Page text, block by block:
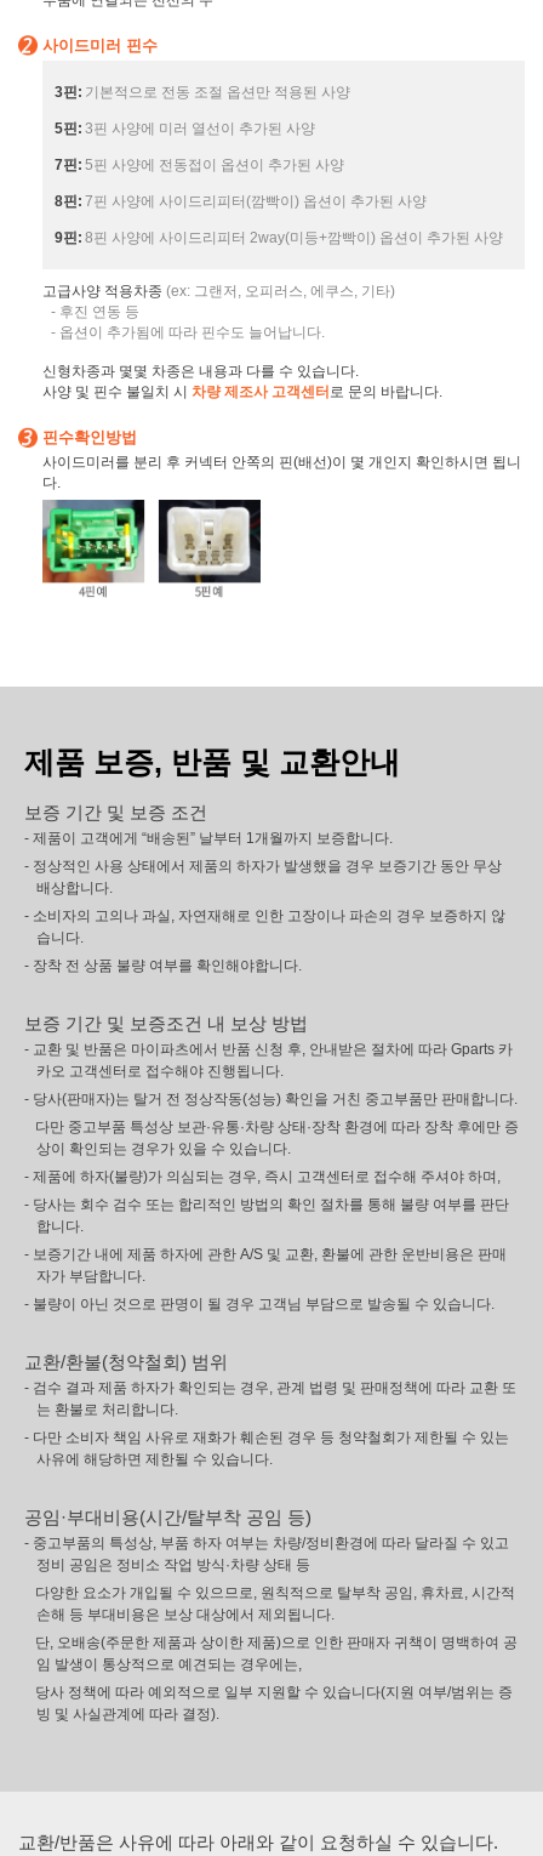
사이드미러 핀수
3핀: 기본적으로 전동 조절 옵션만 적용된 사양
5핀: 3핀 사양에 미러 열선이 추가된 사양
7핀: 5핀 사양에 전동접이 옵션이 추가된 사양
8핀: 7핀 사양에 사이드리피터(깜빡이) 옵션이 추가된 사양
9핀: 8핀 사양에 사이드리피터 2way(미등+깜빡이) 옵션이 추가된 사양
고급사양 적용차종 (ex: 그랜저, 오피러스, 에쿠스, 기타)
- 후진 연동 등
- 옵션이 추가됨에 따라 핀수도 늘어납니다.
신형차종과 몇몇 차종은 내용과 다를 수 있습니다.
사양 및 핀수 불일치 시 차량 제조사 고객센터 로 문의 바랍니다.
핀수확인방법
사이드미러를 분리 후 커넥터 안쪽의 핀(배선)이 몇 개인지 확인하시면 됩니
다.
제품 보증, 반품 및 교환안내
보증 기간 및 보증 조건
- 제품이 고객에게 “배송된” 날부터 1개월까지 보증합니다.
- 정상적인 사용 상태에서 제품의 하자가 발생했을 경우 보증기간 동안 무상
배상합니다.
- 소비자의 고의나 과실, 자연재해로 인한 고장이나 파손의 경우 보증하지 않
습니다.
- 장착 전 상품 불량 여부를 확인해야합니다.
보증 기간 및 보증조건 내 보상 방법
- 교환 및 반품은 마이파츠에서 반품 신청 후, 안내받은 절차에 따라 Gparts 카
카오 고객센터로 접수해야 진행됩니다.
- 당사(판매자)는 탈거 전 정상작동(성능) 확인을 거친 중고부품만 판매합니다.
다만 중고부품 특성상 보관·유통·차량 상태·장착 환경에 따라 장착 후에만 증
상이 확인되는 경우가 있을 수 있습니다.
- 제품에 하자(불량)가 의심되는 경우, 즉시 고객센터로 접수해 주셔야 하며,
- 당사는 회수 검수 또는 합리적인 방법의 확인 절차를 통해 불량 여부를 판단
합니다.
- 보증기간 내에 제품 하자에 관한 A/S 및 교환, 환불에 관한 운반비용은 판매
자가 부담합니다.
- 불량이 아닌 것으로 판명이 될 경우 고객님 부담으로 발송될 수 있습니다.
교환/환불(청약철회) 범위
- 검수 결과 제품 하자가 확인되는 경우, 관계 법령 및 판매정책에 따라 교환 또
는 환불로 처리합니다.
- 다만 소비자 책임 사유로 재화가 훼손된 경우 등 청약철회가 제한될 수 있는
사유에 해당하면 제한될 수 있습니다.
공임·부대비용(시간/탈부착 공임 등)
- 중고부품의 특성상, 부품 하자 여부는 차량/정비환경에 따라 달라질 수 있고
정비 공임은 정비소 작업 방식·차량 상태 등
다양한 요소가 개입될 수 있으므로, 원칙적으로 탈부착 공임, 휴차료, 시간적
손해 등 부대비용은 보상 대상에서 제외됩니다.
단, 오배송(주문한 제품과 상이한 제품)으로 인한 판매자 귀책이 명백하여 공
임 발생이 통상적으로 예견되는 경우에는,
당사 정책에 따라 예외적으로 일부 지원할 수 있습니다(지원 여부/범위는 증
빙 및 사실관계에 따라 결정).
교환/반품은 사유에 따라 아래와 같이 요청하실 수 있습니다.